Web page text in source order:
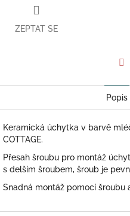
ZEPTAT SE
Popis
Keramická úchytka v barvě
COTTAGE.
Přesah šroubu pro montáž
s delším šroubem, šroub je
Snadná montáž pomocí šroubu